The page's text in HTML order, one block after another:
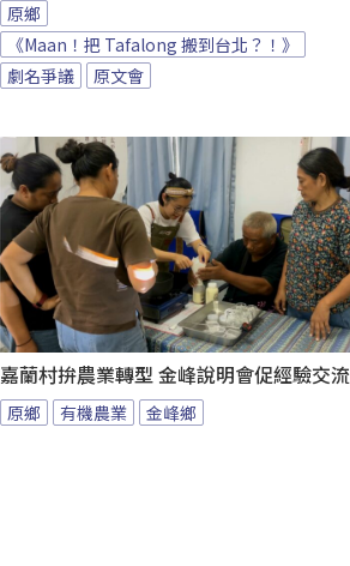
原鄉
《Maan！把 Tafalong 搬到台北？！》
劇名爭議
原文會
嘉蘭村拚農業轉型 金峰說明會促經驗交流
原鄉 有機農業 金峰鄉